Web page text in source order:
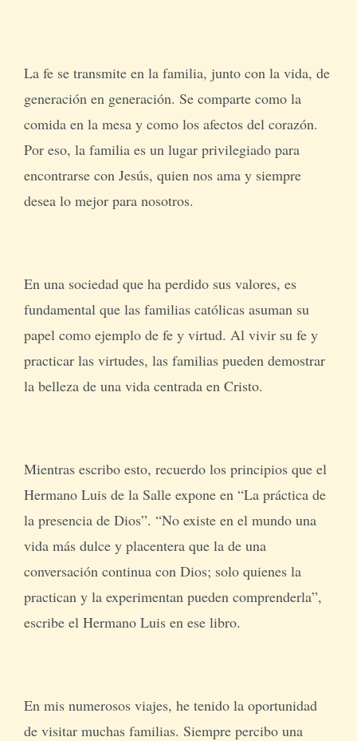
La fe se transmite en la familia, junto con la vida, de
generación en generación. Se comparte como la
comida en la mesa y como los afectos del corazón.
Por eso, la familia es un lugar privilegiado para
encontrarse con Jesús, quien nos ama y siempre
desea lo mejor para nosotros.
En una sociedad que ha perdido sus valores, es
fundamental que las familias católicas asuman su
papel como ejemplo de fe y virtud. Al vivir su fe y
practicar las virtudes, las familias pueden demostrar
la belleza de una vida centrada en Cristo.
Mientras escribo esto, recuerdo los principios que el
Hermano Luis de la Salle expone en “La práctica de
la presencia de Dios”. “No existe en el mundo una
vida más dulce y placentera que la de una
conversación continua con Dios; solo quienes la
practican y la experimentan pueden comprenderla”,
escribe el Hermano Luis en ese libro.
En mis numerosos viajes, he tenido la oportunidad
de visitar muchas familias. Siempre percibo una